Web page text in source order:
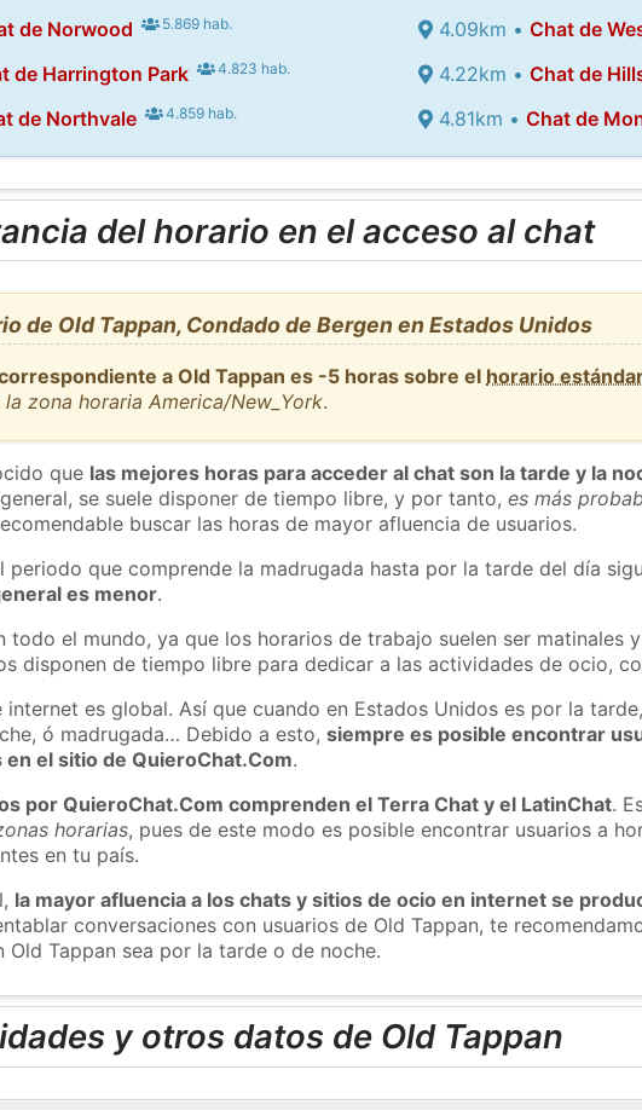
de Norwood 5.869 hab.
de Harrington Park 4.823 hab.
de Northvale 4.859 hab.
4.09km •Chat de
4.22km •Chat de
4.81km •Chat de
del horario en el acceso al chat
de Old Tappan, Condado de Bergen en Estados Unidos
a Old Tappan es -5 horas sobre el horario
zona horaria America/New_York.
que las mejores horas para acceder al chat son la tarde y la
se suele disponer de tiempo libre, y por tanto,es más
buscar las horas de mayor afluencia de usuarios.
periodo que comprende la madrugada hasta por la tarde del día
es menor.
todo el mundo, ya que los horarios de trabajo suelen ser
disponen de tiempo libre para dedicar a las actividades de ocio,
internet es global. Así que cuando en Estados Unidos es por la
ó madrugada… Debido a esto,siempre es posible encontrar
el sitio de QuieroChat.Com.
por QuieroChat.Com comprenden el Terra Chat y el LatinChat.
horarias, pues de este modo es posible encontrar usuarios a
en tu país.
la mayor afluencia a los chats y sitios de ocio en internet se
conversaciones con usuarios de Old Tappan, te
Old Tappan sea por la tarde o de noche.
y otros datos de Old Tappan